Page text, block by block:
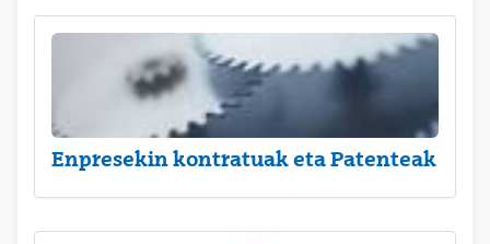
Enpresekin kontratuak eta Patenteak